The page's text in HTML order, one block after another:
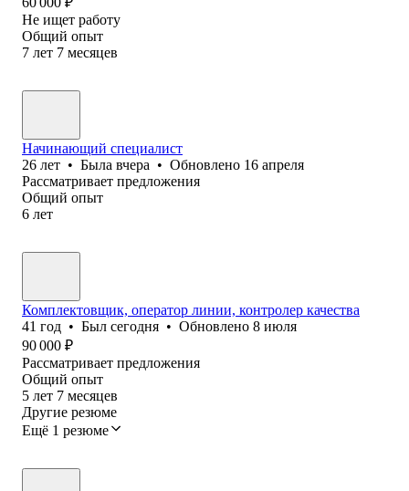
Не ищет работу
Общий опыт
7 лет 7 месяцев
Начинающий специалист
26 лет • Была вчера • Обновлено 16 апреля
Рассматривает предложения
Общий опыт
6 лет
Комплектовщик, оператор линии, контролер качества
41 год • Был сегодня • Обновлено 8 июля
90 000 ₽
Рассматривает предложения
Общий опыт
5 лет 7 месяцев
Другие резюме
Ещё 1 резюме